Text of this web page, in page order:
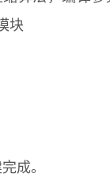
块
成。